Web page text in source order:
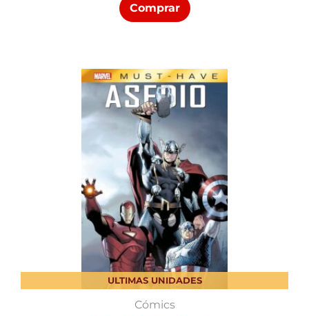
Comprar
ULTIMAS UNIDADES
Cómics